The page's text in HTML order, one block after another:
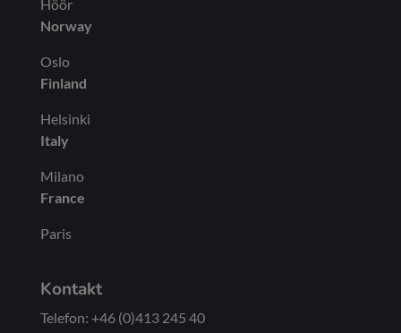
Höör
Norway
Oslo
Finland
Helsinki
Italy
Milano
France
Paris
Kontakt
Telefon: +46 (0)413 245 40